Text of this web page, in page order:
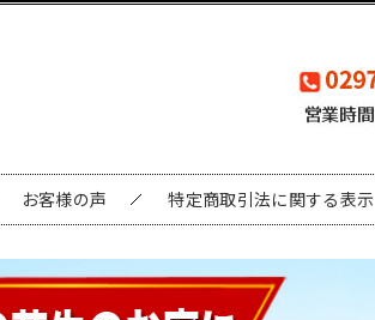
お客様の声 特定商取引法に関する表示